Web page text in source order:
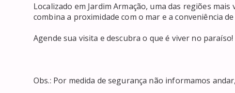
Localizado em Jardim Armação, uma das regiões
combina a proximidade com o mar e a conveniência
Agende sua visita e descubra o que é viver no paraíso!
Obs.: Por medida de segurança não informamos